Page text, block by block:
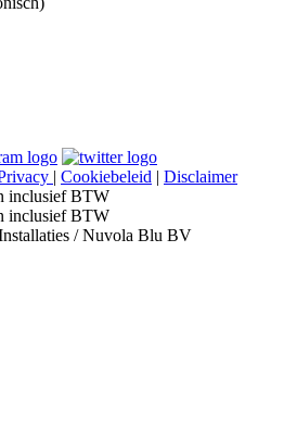
| Cookiebeleid | Disclaimer
inclusief BTW
inclusief BTW
/ Nuvola Blu BV